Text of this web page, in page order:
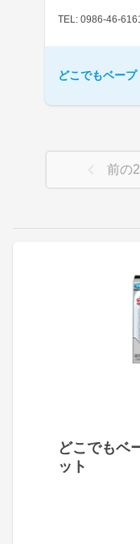
どこでもベ
ット
TEL: 0986-46-6161
どこでもベー
前の